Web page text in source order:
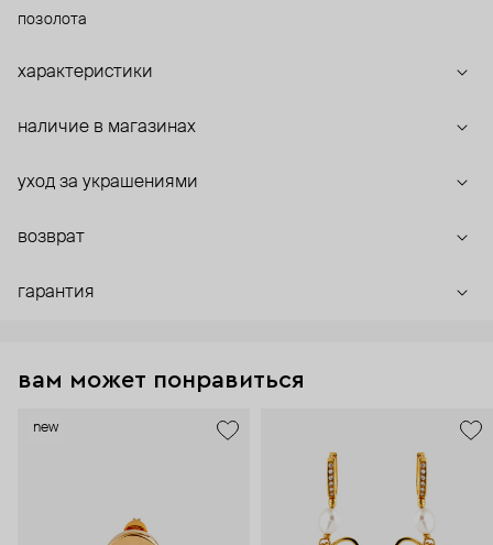
позолота
характеристики
наличие в магазинах
уход за украшениями
возврат
гарантия
вам может понравиться
new